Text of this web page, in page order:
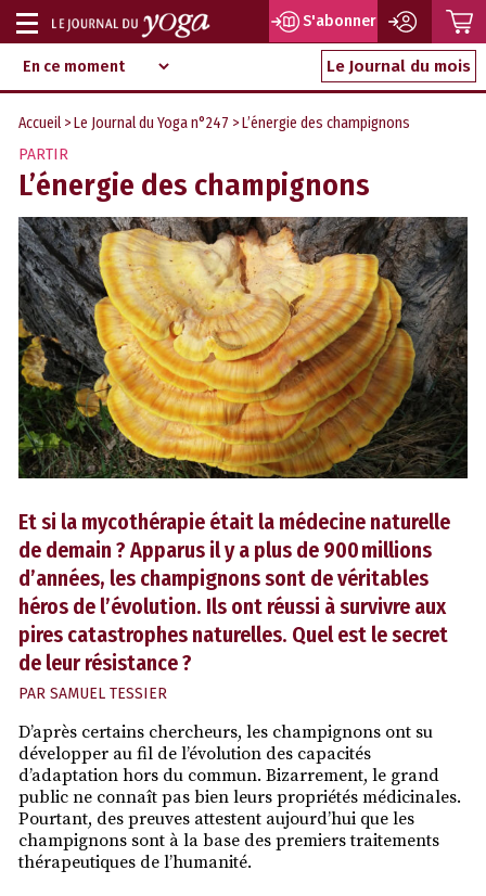
Aller
au
contenu
d‘information
indépendant
Afficher
ou
masquer
la
navigation
S'abonner
Le Journal du mois
Accueil >Le Journal du Yoga n°247 > L’énergie des champignons
PARTIR
L’énergie des champignons
Et si la mycothérapie était la médecine naturelle
de demain ? Apparus il y a plus de 900 millions
d’années, les champignons sont de véritables
héros de l’évolution. Ils ont réussi à survivre aux
pires catastrophes naturelles. Quel est le secret
de leur résistance ?
PAR SAMUEL TESSIER
D’après certains chercheurs, les champignons ont su
développer au fil de l’évolution des capacités
d’adaptation hors du commun. Bizarrement, le grand
public ne connaît pas bien leurs propriétés médicinales.
Pourtant, des preuves attestent aujourd’hui que les
champignons sont à la base des premiers traitements
thérapeutiques de l’humanité.